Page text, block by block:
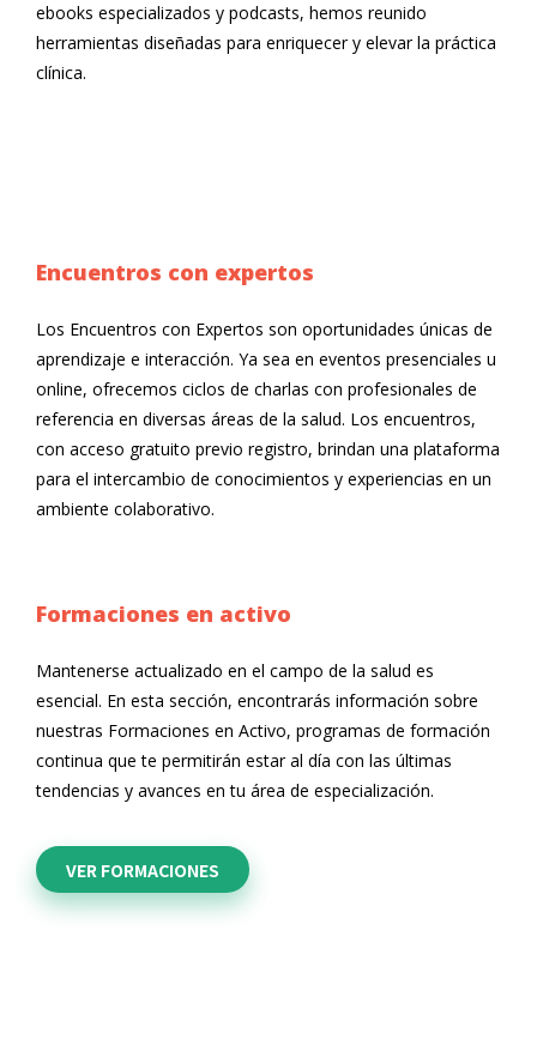
ebooks especializados y podcasts, hemos reunido
herramientas diseñadas para enriquecer y elevar la práctica
clínica.
Encuentros con expertos
Los Encuentros con Expertos son oportunidades únicas de
aprendizaje e interacción. Ya sea en eventos presenciales u
online, ofrecemos ciclos de charlas con profesionales de
referencia en diversas áreas de la salud. Los encuentros,
con acceso gratuito previo registro, brindan una plataforma
para el intercambio de conocimientos y experiencias en un
ambiente colaborativo.
Formaciones en activo
Mantenerse actualizado en el campo de la salud es
esencial. En esta sección, encontrarás información sobre
nuestras Formaciones en Activo, programas de formación
continua que te permitirán estar al día con las últimas
tendencias y avances en tu área de especialización.
VER FORMACIONES